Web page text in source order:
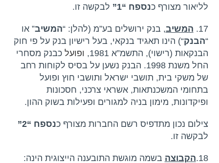
לליאור מצורף כנספח “1” לבקשה זו.
17. המשיב, בנק ירושלים בע”מ (להלן: “המשיב” או
“הבנק“) הינו תאגיד בנקאי, בעל רישיון בנק על פי חוק
הבנקאות (רישוי), התשמ”א 1981,
ופועל כבנק מסחרי
החל משנת 1998. הבנק נשען על בסיס לקוחות רחב
של משקי בית, תושבי ישראל ותושבי חוץ ופועל
בתחומי המשכנתאות, אשראי צרכני, חסכונות
ופיקדונות, מימון בניה למגורים ופעילות בשוק ההון.
צילום נכון מתדפיס רשם החברות מצורף כנספח “2”
לבקשה זו.
18. הקבוצה בשמה מוגשת התובענה הייצוגית הינה: